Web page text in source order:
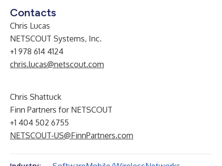
Contacts
Chris Lucas
NETSCOUT Systems, Inc.
+1 978 614 4124
chris.lucas@netscout.com
Chris Shattuck
Finn Partners for NETSCOUT
+1 404 502 6755
NETSCOUT-US@FinnPartners.com